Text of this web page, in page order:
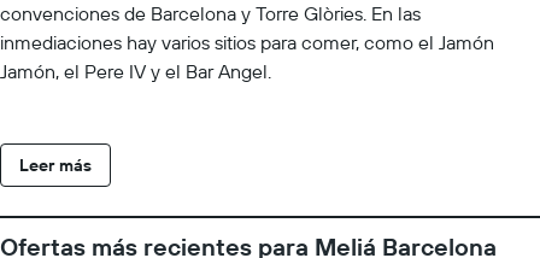
convenciones de Barcelona y Torre Glòries. En las
inmediaciones hay varios sitios para comer, como el Jamón
Jamón, el Pere IV y el Bar Angel.
Leer más
Ofertas más recientes para Meliá Barcelona